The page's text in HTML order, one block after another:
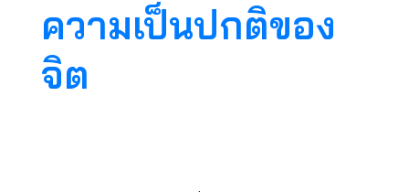
ความเป็นปกติของ
จิต